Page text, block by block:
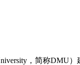
，简称DMU